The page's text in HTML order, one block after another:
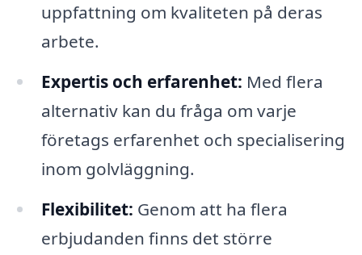
uppfattning om kvaliteten på deras
arbete.
Expertis och erfarenhet: Med flera
alternativ kan du fråga om varje
företags erfarenhet och specialisering
inom golvläggning.
Flexibilitet: Genom att ha flera
erbjudanden finns det större